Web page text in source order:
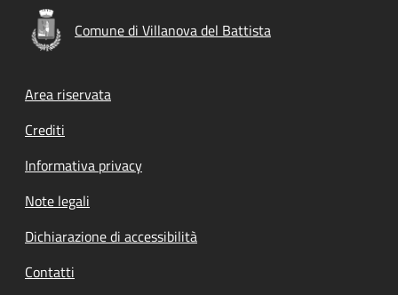
Comune di Villanova del Battista
Footer menu
Area riservata
Crediti
Informativa privacy
Note legali
Dichiarazione di accessibilità
Contatti